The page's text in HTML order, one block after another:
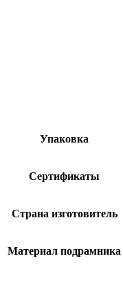
Упаковка
Сертификаты
Страна изготовитель
Материал подрамника